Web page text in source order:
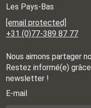
Les Pays-Bas
[email protected]
+31 (0)77-389 87 77